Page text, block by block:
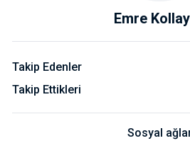
Emre
Takip Edenler
Takip Ettikleri
Sosyal